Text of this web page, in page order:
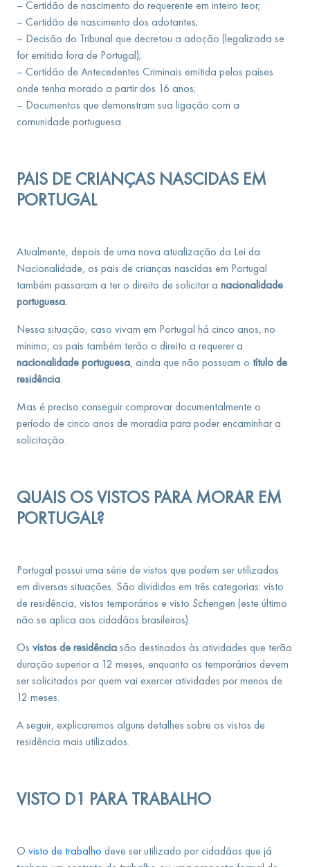
– Certidão de nascimento do requerente em inteiro teor;
– Certidão de nascimento dos adotantes;
– Decisão do Tribunal que decretou a adoção (legalizada se
for emitida fora de Portugal);
– Certidão de Antecedentes Criminais emitida pelos países
onde tenha morado a partir dos 16 anos;
– Documentos que demonstram sua ligação com a
comunidade portuguesa.
PAIS DE CRIANÇAS NASCIDAS EM
PORTUGAL
Atualmente, depois de uma nova atualização da Lei da
Nacionalidade, os pais de crianças nascidas em Portugal
também passaram a ter o direito de solicitar a nacionalidade
portuguesa.
Nessa situação, caso vivam em Portugal há cinco anos, no
mínimo, os pais também terão o direito a requerer a
nacionalidade portuguesa, ainda que não possuam o título de
residência.
Mas é preciso conseguir comprovar documentalmente o
período de cinco anos de moradia para poder encaminhar a
solicitação.
QUAIS OS VISTOS PARA MORAR EM
PORTUGAL?
Portugal possui uma série de vistos que podem ser utilizados
em diversas situações. São divididos em três categorias: visto
de residência, vistos temporários e visto Schengen (este último
não se aplica aos cidadãos brasileiros).
Os vistos de residência são destinados às atividades que terão
duração superior a 12 meses, enquanto os temporários devem
ser solicitados por quem vai exercer atividades por menos de
12 meses.
A seguir, explicaremos alguns detalhes sobre os vistos de
residência mais utilizados.
VISTO D1 PARA TRABALHO
O visto de trabalho deve ser utilizado por cidadãos que já